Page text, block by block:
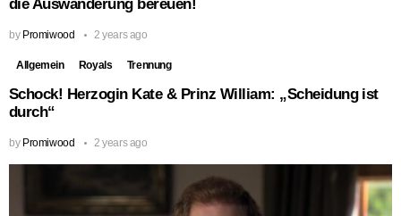
die Auswanderung bereuen!
by Promiwood 2 years ago
Allgemein Royals Trennung
Schock! Herzogin Kate & Prinz William: „Scheidung ist
durch“
by Promiwood 2 years ago